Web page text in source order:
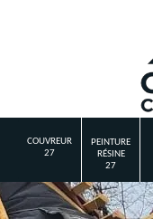
COUVREUR
27
PEINTURE
RÉSINE
27